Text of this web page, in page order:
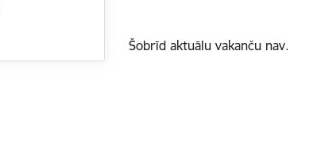
Šobrīd aktuālu vakanču nav.